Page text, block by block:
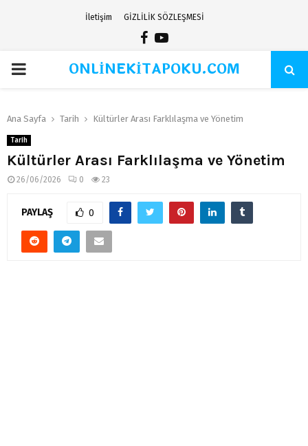
İletişim GİZLİLİK SÖZLEŞMESİ
Facebook
Youtube
PRIMARYONLİNEKİTAPOKU.COM
Ana Sayfa Tarih Kültürler Arası Farklılaşma ve Yönetim
Tarih
Kültürler Arası Farklılaşma ve Yönetim
26/06/2026 0 23
PAYLAŞ 0